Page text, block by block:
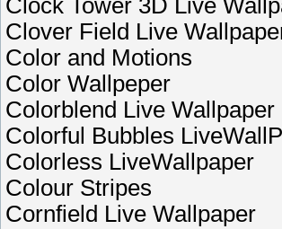
Clock Tower 3D Live
Clover Field Live
Color and Motions
Color Wallpeper
Colorblend Live Wallpaper
Colorful Bubbles
Colorless LiveWallpaper
Colour Stripes
Cornfield Live Wallpaper